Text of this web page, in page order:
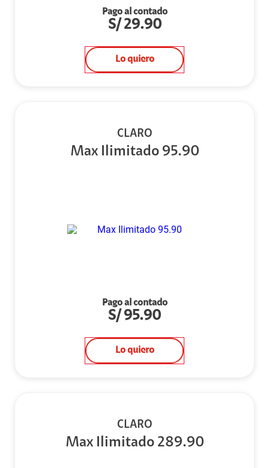
Pago al contado
S/ 29.90
Lo quiero
CLARO
Max Ilimitado 95.90
Pago al contado
S/ 95.90
Lo quiero
CLARO
Max Ilimitado 289.90